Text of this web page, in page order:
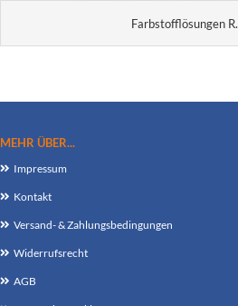
Farbstofflösungen R.
MEHR ÜBER...
Impressum
Kontakt
Versand- & Zahlungsbedingungen
Widerrufsrecht
AGB